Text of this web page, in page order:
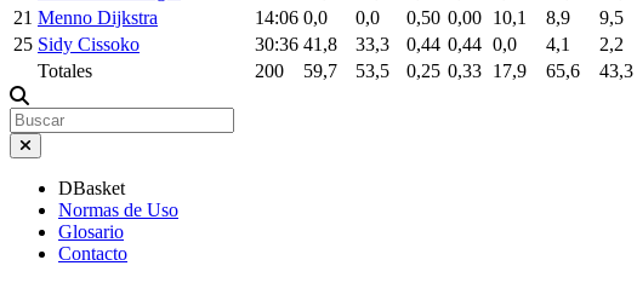
21 Menno Dijkstra 14:06 0,0 0,0 0,50 0,00 10,1 8,9 9,5
25 Sidy Cissoko 30:36 41,8 33,3 0,44 0,44 0,0 4,1 2,2
Totales
200 59,7 53,5 0,25 0,33 17,9 65,6 43,3
DBasket
Normas de Uso
Glosario
Contacto